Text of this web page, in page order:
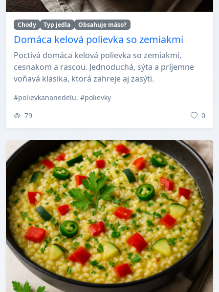
Chody Typ jedla Obsahuje mäso?
Domáca kelová polievka so zemiakmi
Poctivá domáca kelová polievka so zemiakmi,
cesnakom a rascou. Jednoduchá, sýta a príjemne
voňavá klasika, ktorá zahreje aj zasýti.
#polievkananedelu, #polievky
79
0